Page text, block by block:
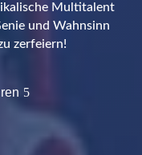
Multitalent
und Wahnsinn
zerfeiern!